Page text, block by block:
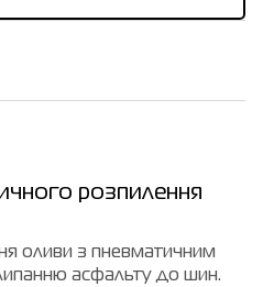
розпилення
оливи з пневматичним
асфальту до шин.